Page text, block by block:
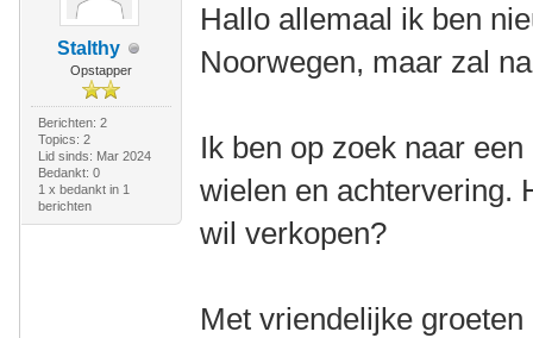
Stalthy
Opstapper
Berichten: 2
Topics: 2
Lid sinds: Mar 2024
Bedankt: 0
1 x bedankt in 1
berichten
Hallo allemaal ik ben
Noorwegen, maar zal
Ik ben op zoek naar
wielen en achtervering.
wil verkopen?
Met vriendelijke groeten